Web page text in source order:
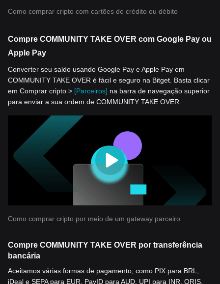
Como comprar cripto com cartões de crédito ou débito
Compre COMMUNITY TAKE OVER com Google Pay ou
Apple Pay
Converter seu saldo usando Google Pay e Apple Pay em
COMMUNITY TAKE OVER é fácil e seguro na Bitget. Basta clicar
em Comprar cripto > [Parceiros] na barra de navegação superior
para enviar a sua ordem de COMMUNITY TAKE OVER.
Como comprar cripto por meio de um gateway parceiro
Compre COMMUNITY TAKE OVER por transferência
bancária
Aceitamos várias formas de pagamento, como PIX para BRL,
iDeal e SEPA para EUR, PayID para AUD, UPI para INR, QRIS,